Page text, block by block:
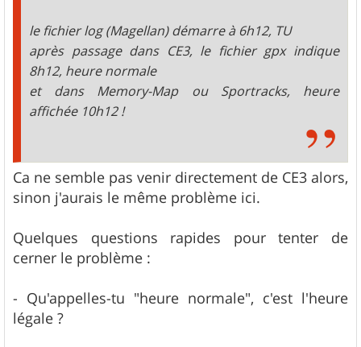
le fichier log (Magellan) démarre à 6h12, TU
après passage dans CE3, le fichier gpx indique
8h12, heure normale
et dans Memory-Map ou Sportracks, heure
affichée 10h12 !
Ca ne semble pas venir directement de CE3 alors,
sinon j'aurais le même problème ici.
Quelques questions rapides pour tenter de
cerner le problème :
- Qu'appelles-tu "heure normale", c'est l'heure
légale ?